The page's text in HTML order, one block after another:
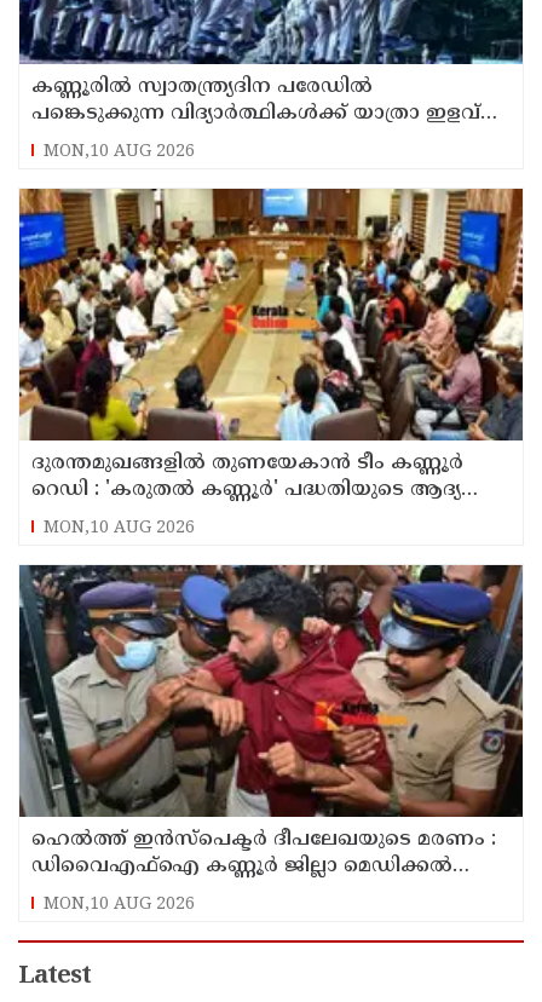
കണ്ണൂരിൽ സ്വാതന്ത്ര്യദിന പരേഡിൽ
പങ്കെടുക്കുന്ന വിദ്യാർത്ഥികൾക്ക് യാത്രാ ഇളവ്
അനുവദിക്കും
MON,10 AUG 2026
ദുരന്തമുഖങ്ങളിൽ തുണയേകാൻ ടീം കണ്ണൂർ
റെഡി : 'കരുതൽ കണ്ണൂർ' പദ്ധതിയുടെ ആദ്യ
യോഗം ചേർന്നു
MON,10 AUG 2026
ഹെൽത്ത് ഇൻസ്പെക്ടർ ദീപലേഖയുടെ മരണം :
ഡിവൈഎഫ്‌ഐ കണ്ണൂർ ജില്ലാ മെഡിക്കൽ
ഓഫീസ് ഉപരോധിച്ചു
MON,10 AUG 2026
Latest